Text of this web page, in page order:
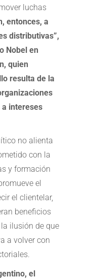
luchas
entonces, a
distributivas”,
Nobel en
quien
resulta de la
intereses
no alienta
con la
y formación
el
el clientelar,
beneficios
ilusión de que
a volver con
el